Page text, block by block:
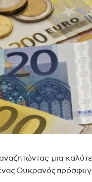
αναζητώντας μια
Ουκρανός